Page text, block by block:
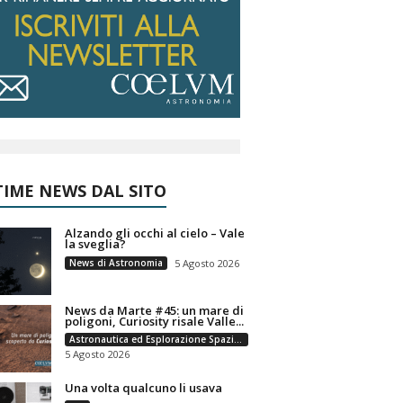
NEWS DAL SITO
Alzando gli occhi al cielo – Vale
la sveglia?
News di Astronomia 5 Agosto 2026
News da Marte #45: un mare di
poligoni, Curiosity risale Valle...
Astronautica ed Esplorazione Spaziale
5 Agosto 2026
Una volta qualcuno li usava